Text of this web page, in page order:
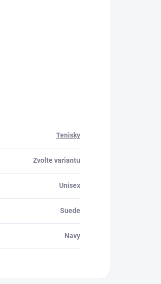
Tenisky
Zvolte variantu
Unisex
Suede
Navy